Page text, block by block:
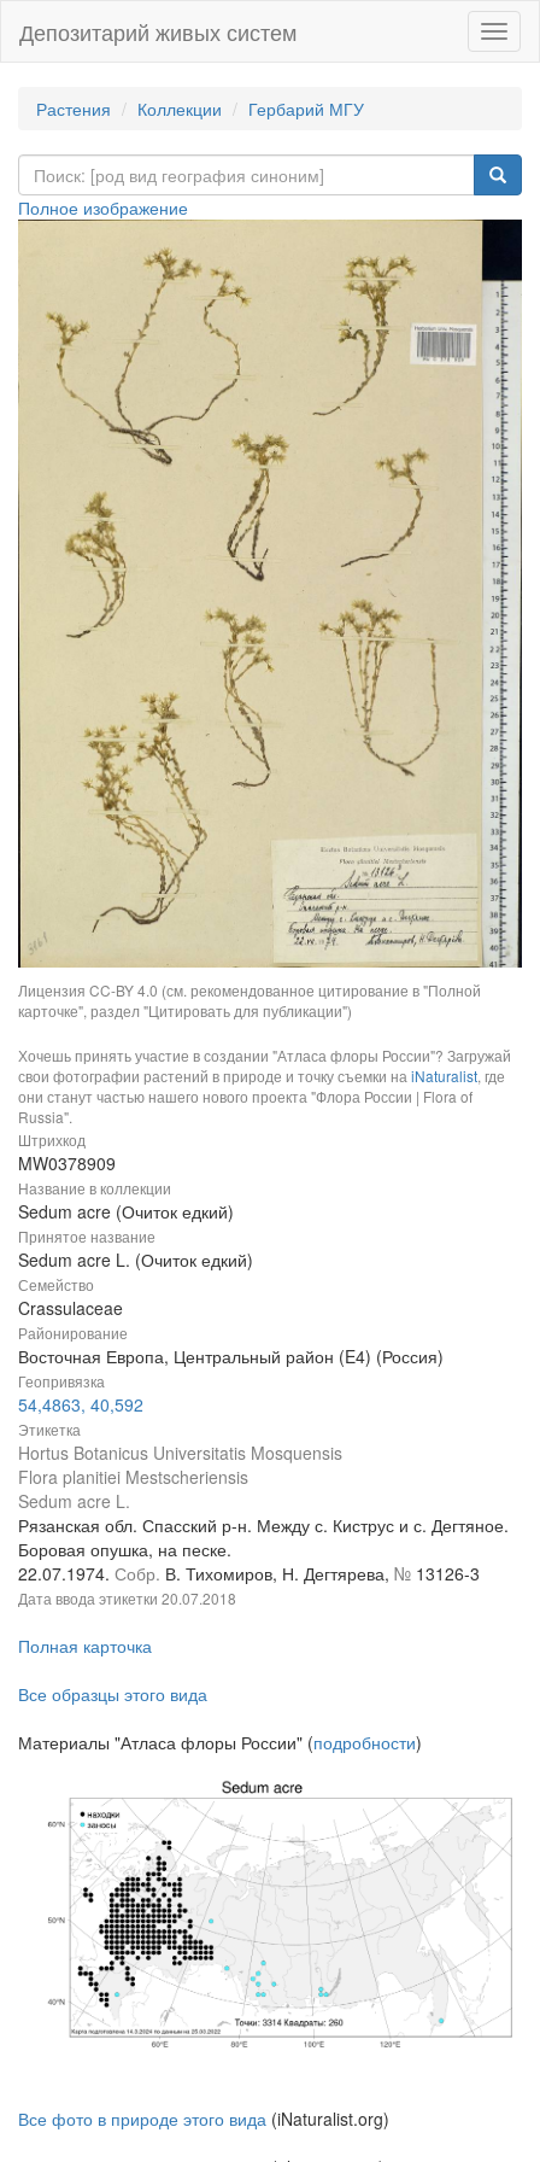
Депозитарий живых систем
Растения Коллекции Гербарий МГУ
Полное изображение
Лицензия CC-BY 4.0 (см. рекомендованное цитирование в "Полной
карточке", раздел "Цитировать для публикации")
Хочешь принять участие в создании "Атласа флоры России"? Загружай
свои фотографии растений в природе и точку съемки на iNaturalist, где
они станут частью нашего нового проекта "Флора России | Flora of
Russia".
Штрихкод
MW0378909
Название в коллекции
Sedum acre (Очиток едкий)
Принятое название
Sedum acre L. (Очиток едкий)
Семейство
Crassulaceae
Районирование
Восточная Европа, Центральный район (E4) (Россия)
Геопривязка
54,4863, 40,592
Этикетка
Hortus Botanicus Universitatis Mosquensis
Flora planitiei Mestscheriensis
Sedum acre L.
Рязанская обл. Спасский р-н. Между с. Киструс и с. Дегтяное.
Боровая опушка, на песке.
22.07.1974. Собр. В. Тихомиров, Н. Дегтярева, № 13126-3
Дата ввода этикетки 20.07.2018
Полная карточка
Все образцы этого вида
Материалы "Атласа флоры России" (подробности)
Все фото в природе этого вида (iNaturalist.org)